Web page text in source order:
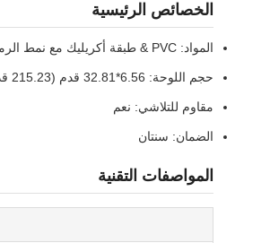
الخصائص الرئيسية
المواد: PVC & طبقة أكريليك مع نمط الرمل
حجم اللوحة: 6.56*32.81 قدم (215.23 قدم مربع)
مقاوم للتلاشي: نعم
الضمان: سنتان
المواصفات التقنية